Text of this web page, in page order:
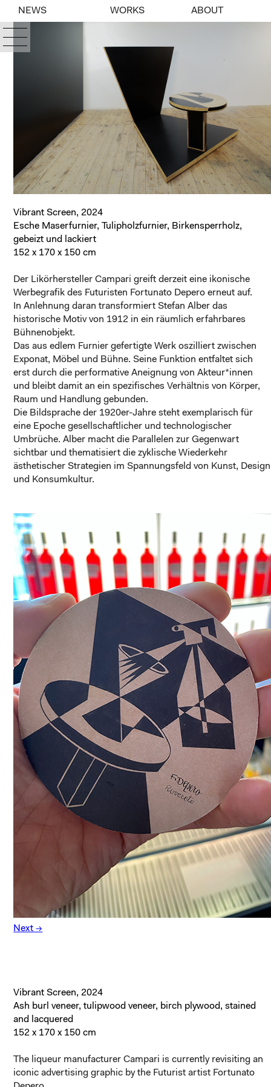
NEWS WORKS ABOUT
Vibrant Screen, 2024
Esche Maserfurnier, Tulipholzfurnier, Birkensperrholz,
gebeizt und lackiert
152 x 170 x 150 cm
Der Likörhersteller Campari greift derzeit eine ikonische
Werbegrafik des Futuristen Fortunato Depero erneut auf.
In Anlehnung daran transformiert Stefan Alber das
historische Motiv von 1912 in ein räumlich erfahrbares
Bühnenobjekt.
Das aus edlem Furnier gefertigte Werk oszilliert zwischen
Exponat, Möbel und Bühne. Seine Funktion entfaltet sich
erst durch die performative Aneignung von Akteur*innen
und bleibt damit an ein spezifisches Verhältnis von Körper,
Raum und Handlung gebunden.
Die Bildsprache der 1920er-Jahre steht exemplarisch für
eine Epoche gesellschaftlicher und technologischer
Umbrüche. Alber macht die Parallelen zur Gegenwart
sichtbar und thematisiert die zyklische Wiederkehr
ästhetischer Strategien im Spannungsfeld von Kunst, Design
und Konsumkultur.
Next →
Vibrant Screen, 2024
Ash burl veneer, tulipwood veneer, birch plywood, stained
and lacquered
152 x 170 x 150 cm
The liqueur manufacturer Campari is currently revisiting an
iconic advertising graphic by the Futurist artist Fortunato